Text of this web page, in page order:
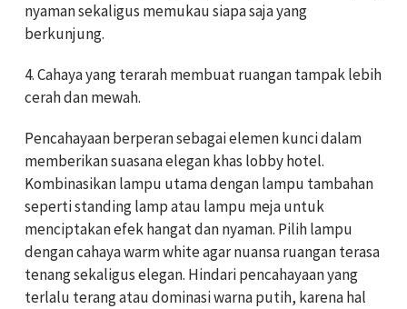
nyaman sekaligus memukau siapa saja yang
berkunjung.
4. Cahaya yang terarah membuat ruangan tampak lebih
cerah dan mewah.
Pencahayaan berperan sebagai elemen kunci dalam
memberikan suasana elegan khas lobby hotel.
Kombinasikan lampu utama dengan lampu tambahan
seperti standing lamp atau lampu meja untuk
menciptakan efek hangat dan nyaman. Pilih lampu
dengan cahaya warm white agar nuansa ruangan terasa
tenang sekaligus elegan. Hindari pencahayaan yang
terlalu terang atau dominasi warna putih, karena hal